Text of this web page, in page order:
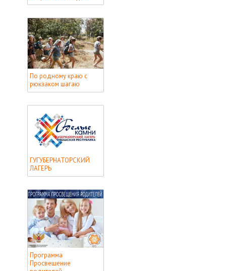
По родному краю с
рюкзаком шагаю
ГУГУБЕРНАТОРСКИЙ
ЛАГЕРЬ
Программа
Просвещение